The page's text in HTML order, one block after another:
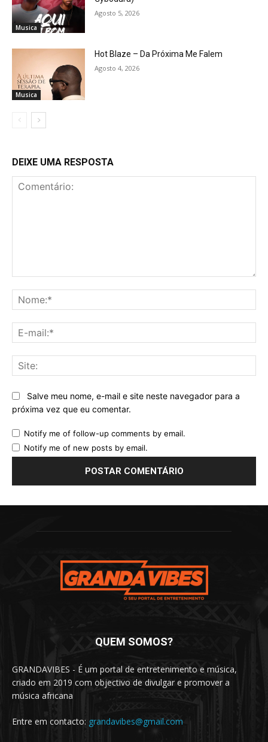
Musica
Agosto 5, 2026
Musica
Hot Blaze – Da Próxima Me Falem
Agosto 4, 2026
DEIXE UMA RESPOSTA
Salve meu nome, e-mail e site neste navegador para a
próxima vez que eu comentar.
Notify me of follow-up comments by email.
Notify me of new posts by email.
QUEM SOMOS?
GRANDAVIBES - É um portal de entretenimento e música,
criado em 2019 com objectivo de divulgar e promover a
música africana
Entre em contacto: grandavibes@gmail.com